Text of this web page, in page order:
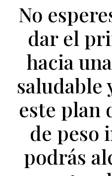
No
dar el
hacia
saludable
este plan
de peso
podrás